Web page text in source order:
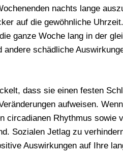
nachts lange
auf die gewöhnliche
ganze Woche lang in der
schädliche
dass sie einen festen
aufweisen.
circadianen Rhythmus sowie
Sozialen Jetlag zu
Auswirkungen auf Ihre